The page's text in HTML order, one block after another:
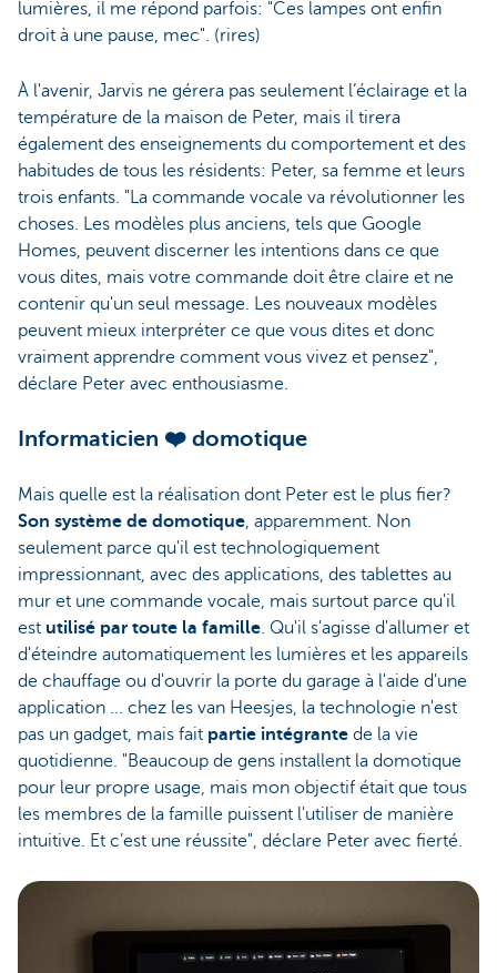
lumières, il me répond parfois: "Ces lampes ont enfin
droit à une pause, mec". (rires)
À l'avenir, Jarvis ne gérera pas seulement l’éclairage et la
température de la maison de Peter, mais il tirera
également des enseignements du comportement et des
habitudes de tous les résidents: Peter, sa femme et leurs
trois enfants. "La commande vocale va révolutionner les
choses. Les modèles plus anciens, tels que Google
Homes, peuvent discerner les intentions dans ce que
vous dites, mais votre commande doit être claire et ne
contenir qu'un seul message. Les nouveaux modèles
peuvent mieux interpréter ce que vous dites et donc
vraiment apprendre comment vous vivez et pensez",
déclare Peter avec enthousiasme.
Informaticien ❤️ domotique
Mais quelle est la réalisation dont Peter est le plus fier?
Son système de domotique, apparemment. Non
seulement parce qu'il est technologiquement
impressionnant, avec des applications, des tablettes au
mur et une commande vocale, mais surtout parce qu'il
est utilisé par toute la famille. Qu'il s'agisse d'allumer et
d'éteindre automatiquement les lumières et les appareils
de chauffage ou d'ouvrir la porte du garage à l'aide d'une
application ... chez les van Heesjes, la technologie n'est
pas un gadget, mais fait partie intégrante de la vie
quotidienne. "Beaucoup de gens installent la domotique
pour leur propre usage, mais mon objectif était que tous
les membres de la famille puissent l'utiliser de manière
intuitive. Et c’est une réussite", déclare Peter avec fierté.